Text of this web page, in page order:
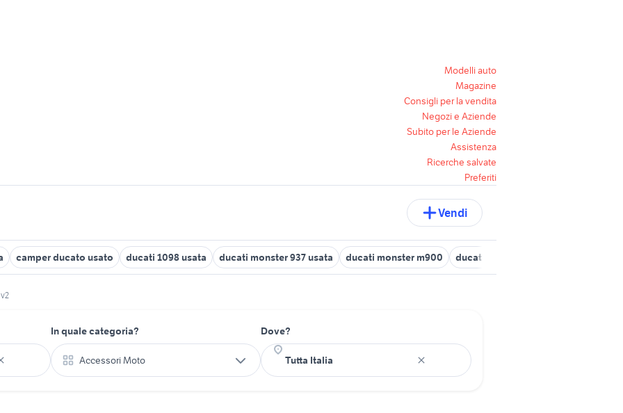
Modelli auto
Magazine
Consigli per la vendita
Negozi e Aziende
Subito per le Aziende
Assistenza
Ricerche salvate
Preferiti
Vendi
camper ducato usato ducati 1098 usata ducati monster 937 usata ducati monster m900 ducati sicilia
In quale categoria?
Accessori Moto
Dove?